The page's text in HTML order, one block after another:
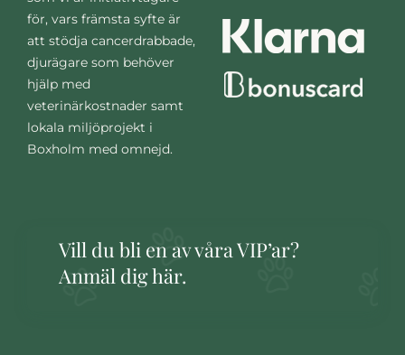
för, vars främsta syfte är
att stödja cancerdrabbade,
djurägare som behöver
hjälp med
veterinärkostnader samt
lokala miljöprojekt i
Boxholm med omnejd.
Vill du bli en av våra VIP’ar?
Anmäl dig här.